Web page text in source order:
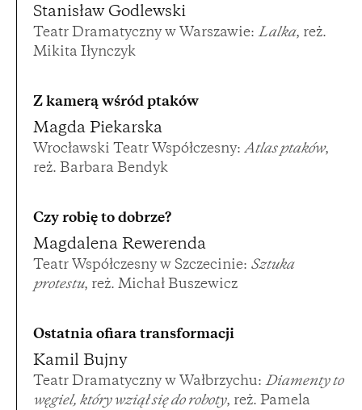
Stanisław Godlewski
Teatr Dramatyczny w Warszawie: Lalka, reż.
Mikita Iłynczyk
Z kamerą wśród ptaków
Magda Piekarska
Wrocławski Teatr Współczesny: Atlas ptaków,
reż. Barbara Bendyk
Czy robię to dobrze?
Magdalena Rewerenda
Teatr Współczesny w Szczecinie: Sztuka
protestu, reż. Michał Buszewicz
Ostatnia ofiara transformacji
Kamil Bujny
Teatr Dramatyczny w Wałbrzychu: Diamenty to
węgiel, który wziął się do roboty, reż. Pamela